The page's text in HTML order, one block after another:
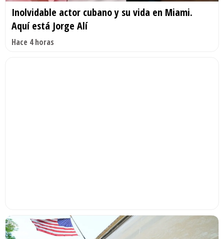
Inolvidable actor cubano y su vida en Miami.
Aquí está Jorge Alí
Hace 4 horas